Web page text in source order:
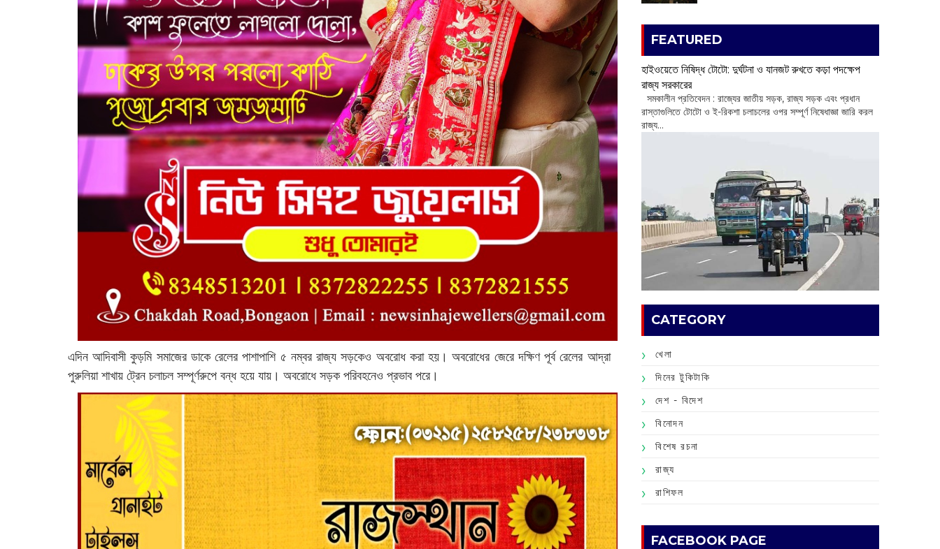
এদিন আদিবাসী কুড়মি সমাজের ডাকে রেলের পাশাপাশি ৫ নম্বর রাজ্য সড়কেও অবরোধ করা হয়। অবরোধের জেরে দক্ষিণ পূর্ব রেলের আদ্রা
পুরুলিয়া শাখায় ট্রেন চলাচল সম্পূর্ণরুপে বন্ধ হয়ে যায়। অবরোধে সড়ক পরিবহনেও প্রভাব পরে।
FEATURED
হাইওয়েতে নিষিদ্ধ টোটো: দুর্ঘটনা ও যানজট রুখতে কড়া পদক্ষেপ
রাজ্য সরকারের
সমকালীন প্রতিবেদন : রাজ্যের জাতীয় সড়ক, রাজ্য সড়ক এবং প্রধান
রাস্তাগুলিতে টোটো ও ই-রিকশা চলাচলের ওপর সম্পূর্ণ নিষেধাজ্ঞা জারি করল
রাজ্য...
CATEGORY
খেলা
দিনের টুকিটাকি
দেশ - বিদেশ
বিনোদন
বিশেষ রচনা
রাজ্য
রাশিফল
FACEBOOK PAGE